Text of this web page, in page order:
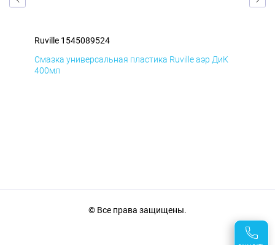
Ruville 1545089524
Смазка универсальная пластика Ruville аэр ДиК
400мл
© Все права защищены.